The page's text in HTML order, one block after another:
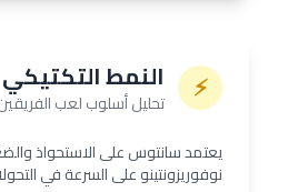
⚡ النمط التكتيكي
تحليل أسلوب لعب
يعتمد سانتوس على الاستحواذ
نوفوريزونتينو على السرعة في